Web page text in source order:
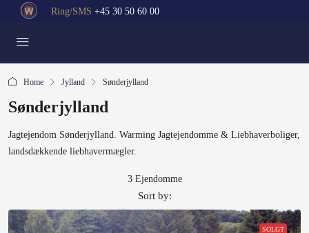
Ring/SMS +45 30 50 60 00
Home Jylland Sønderjylland
Sønderjylland
Jagtejendom Sønderjylland. Warming Jagtejendomme & Liebhaverboliger,
landsdækkende liebhavermægler.
3 Ejendomme
Sort by:
SOLGT